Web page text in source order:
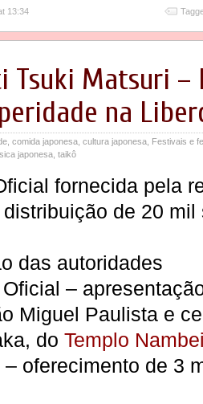
13:34
Tsuki Matsuri
na
comida japonesa cultura japonesa Festivais e
japonesa taikô
fornecida pela
de 20
das autoridades
–
Miguel Paulista e
do Templo
– oferecimento de 3